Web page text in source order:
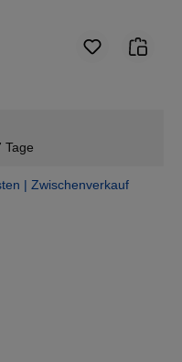
Tage
| Zwischenverkauf